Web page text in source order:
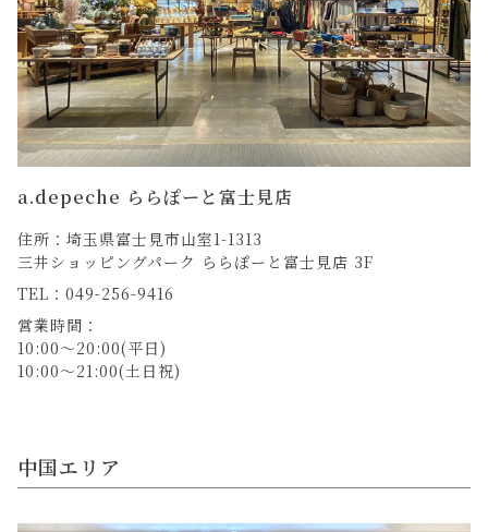
a.depeche ららぽーと富士見店
住所：埼玉県富士見市山室1-1313
三井ショッピングパーク ららぽーと富士見店 3F
TEL：049-256-9416
営業時間：
10:00～20:00(平日)
10:00～21:00(土日祝)
中国エリア